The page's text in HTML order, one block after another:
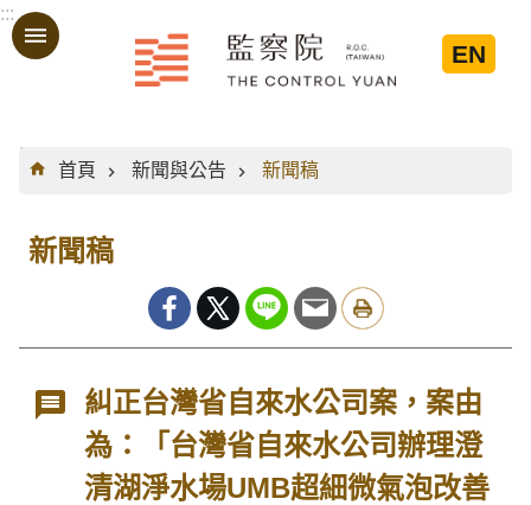
跳到主要內容區塊
:::
EN
:::
首頁
新聞與公告 新聞稿
新聞稿
糾正台灣省自來水公司案，案由
為：「台灣省自來水公司辦理澄
清湖淨水場UMB超細微氣泡改善